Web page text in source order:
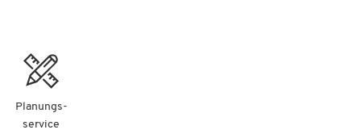
Planungs-
service